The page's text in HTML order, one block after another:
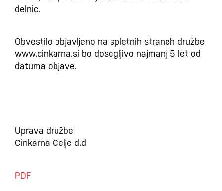
delnic.
Obvestilo objavljeno na spletnih straneh družbe
www.cinkarna.si bo dosegljivo najmanj 5 let od
datuma objave.
Uprava družbe
Cinkarna Celje d.d
PDF